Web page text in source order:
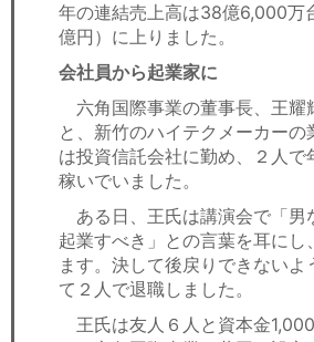
年の連結売上高は38億6,000万
億円）に上りました。
会社員から起業家に
六角国際事業の董事長、王耀
と、新竹のハイテクメーカーの
は投資信託会社に勤め、２人で
稼いでいました。
ある日、王氏は講演会で「男
起業すべき」との言葉を耳にし
ます。決して後戻りできないよ
て２人で退職しました。
王氏は友人６人と資本金